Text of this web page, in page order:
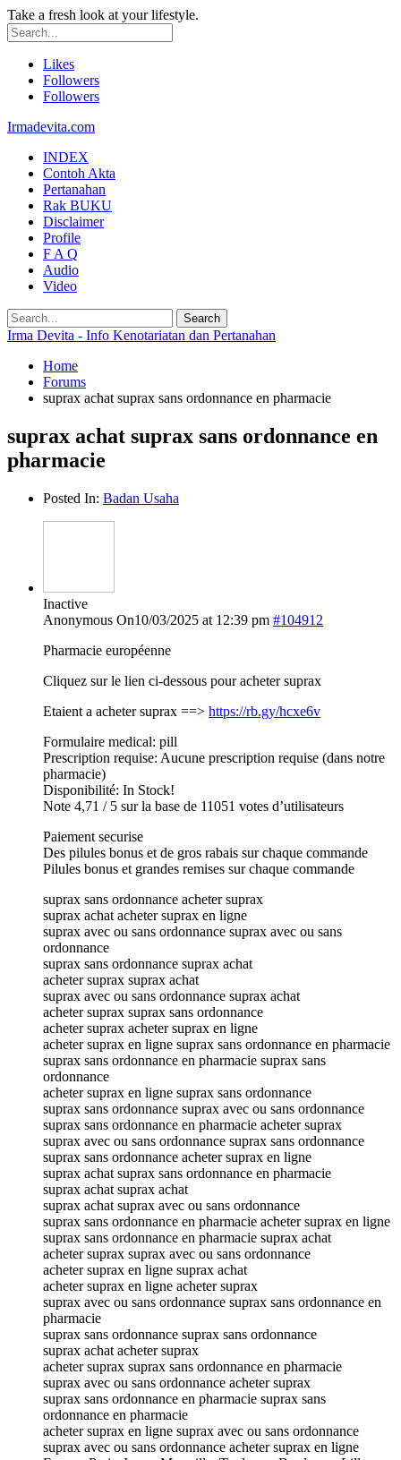
Take a fresh look at your lifestyle.
Likes
Followers
Followers
Irmadevita.com
INDEX
Contoh Akta
Pertanahan
Rak BUKU
Disclaimer
Profile
F A Q
Audio
Video
Irma Devita - Info Kenotariatan dan Pertanahan
Home
Forums
suprax achat suprax sans ordonnance en pharmacie
suprax achat suprax sans ordonnance en
pharmacie
Posted In: Badan Usaha
Inactive
Anonymous On10/03/2025 at 12:39 pm #104912
Pharmacie européenne
Cliquez sur le lien ci-dessous pour acheter suprax
Etaient a acheter suprax ==> https://rb.gy/hcxe6v
Formulaire medical: pill
Prescription requise: Aucune prescription requise (dans notre
pharmacie)
Disponibilité: In Stock!
Note 4,71 / 5 sur la base de 11051 votes d’utilisateurs
Paiement securise
Des pilules bonus et de gros rabais sur chaque commande
Pilules bonus et grandes remises sur chaque commande
suprax sans ordonnance acheter suprax
suprax achat acheter suprax en ligne
suprax avec ou sans ordonnance suprax avec ou sans
ordonnance
suprax sans ordonnance suprax achat
acheter suprax suprax achat
suprax avec ou sans ordonnance suprax achat
acheter suprax suprax sans ordonnance
acheter suprax acheter suprax en ligne
acheter suprax en ligne suprax sans ordonnance en pharmacie
suprax sans ordonnance en pharmacie suprax sans
ordonnance
acheter suprax en ligne suprax sans ordonnance
suprax sans ordonnance suprax avec ou sans ordonnance
suprax sans ordonnance en pharmacie acheter suprax
suprax avec ou sans ordonnance suprax sans ordonnance
suprax sans ordonnance acheter suprax en ligne
suprax achat suprax sans ordonnance en pharmacie
suprax achat suprax achat
suprax achat suprax avec ou sans ordonnance
suprax sans ordonnance en pharmacie acheter suprax en ligne
suprax sans ordonnance en pharmacie suprax achat
acheter suprax suprax avec ou sans ordonnance
acheter suprax en ligne suprax achat
acheter suprax en ligne acheter suprax
suprax avec ou sans ordonnance suprax sans ordonnance en
pharmacie
suprax sans ordonnance suprax sans ordonnance
suprax achat acheter suprax
acheter suprax suprax sans ordonnance en pharmacie
suprax avec ou sans ordonnance acheter suprax
suprax sans ordonnance en pharmacie suprax sans
ordonnance en pharmacie
acheter suprax en ligne suprax avec ou sans ordonnance
suprax avec ou sans ordonnance acheter suprax en ligne